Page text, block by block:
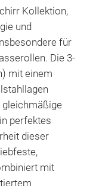
Kollektion,
und
für
Die 3-
mit einem
gleichmäßige
perfektes
dieser
mit